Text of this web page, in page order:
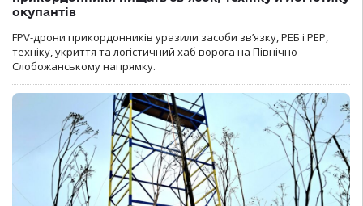
окупантів
FPV-дрони прикордонників уразили засоби зв’язку, РЕБ і РЕР,
техніку, укриття та логістичний хаб ворога на Північно-
Слобожанському напрямку.